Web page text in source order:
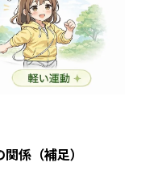
係（補足）